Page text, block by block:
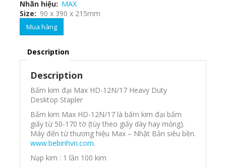
Nhãn hiệu
MAX
Size
90 x 390 x 215mm
Mua hàng
Description
Description
Bấm kim đại Max HD-12N/17 Heavy Duty
Desktop Stapler
Bấm kim Max HD-12N/17 là bấm kim đại bấm
giấy từ 50-170 tờ (tùy theo giấy dày hay mỏng).
Máy đến từ thương hiệu Max – Nhật Bản siêu bền.
www.bebinhvn.com.
Nạp kim : 1 lần 100 kim